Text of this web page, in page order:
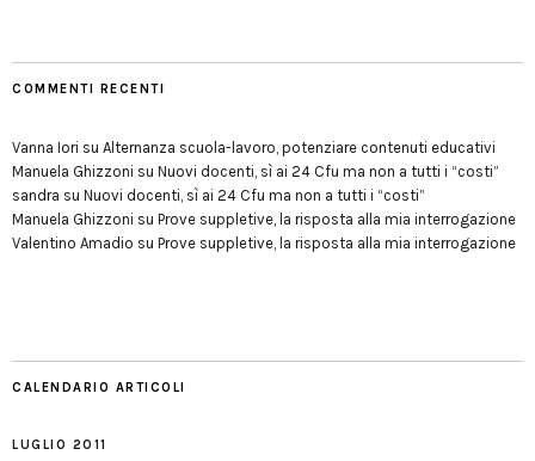
COMMENTI RECENTI
Vanna Iori su Alternanza scuola-lavoro, potenziare contenuti educativi
Manuela Ghizzoni su Nuovi docenti, sì ai 24 Cfu ma non a tutti i “costi”
sandra su Nuovi docenti, sì ai 24 Cfu ma non a tutti i “costi”
Manuela Ghizzoni su Prove suppletive, la risposta alla mia interrogazione
Valentino Amadio su Prove suppletive, la risposta alla mia interrogazione
CALENDARIO ARTICOLI
LUGLIO 2011